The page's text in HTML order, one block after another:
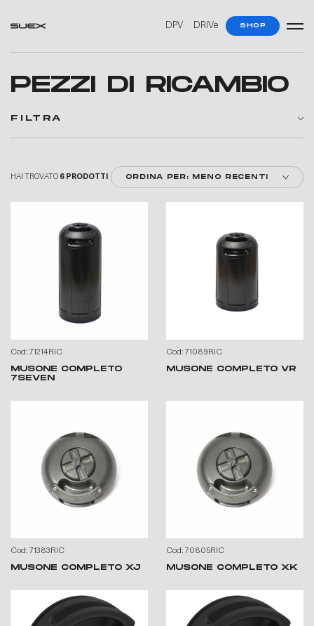
DPV DRIVe SHOP
PEZZI DI RICAMBIO
FILTRA
HAI TROVATO 6 PRODOTTI ORDINA PER: MENO RECENTI
Cod: 71214RIC
MUSONE COMPLETO
7SEVEN
Cod: 71089RIC
MUSONE COMPLETO VR
Cod: 71383RIC
MUSONE COMPLETO XJ
Cod: 70805RIC
MUSONE COMPLETO XK